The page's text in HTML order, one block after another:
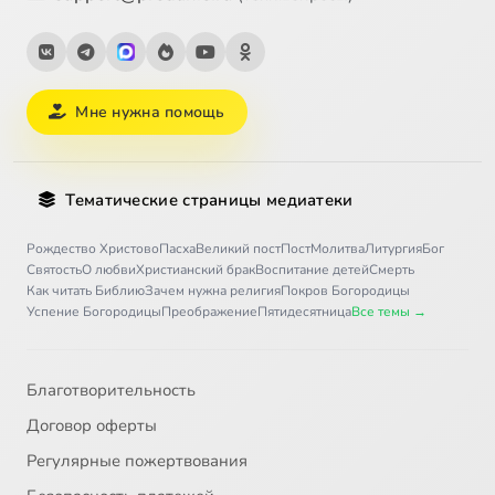
Мне нужна помощь
Тематические страницы медиатеки
Рождество ХристовоПасхаВеликий постПостМолитваЛитургияБог
СвятостьО любвиХристианский бракВоспитание детейСмерть
Как читать БиблиюЗачем нужна религияПокров Богородицы
Успение БогородицыПреображениеПятидесятницаВсе темы →
Благотворительность
Договор оферты
Регулярные пожертвования